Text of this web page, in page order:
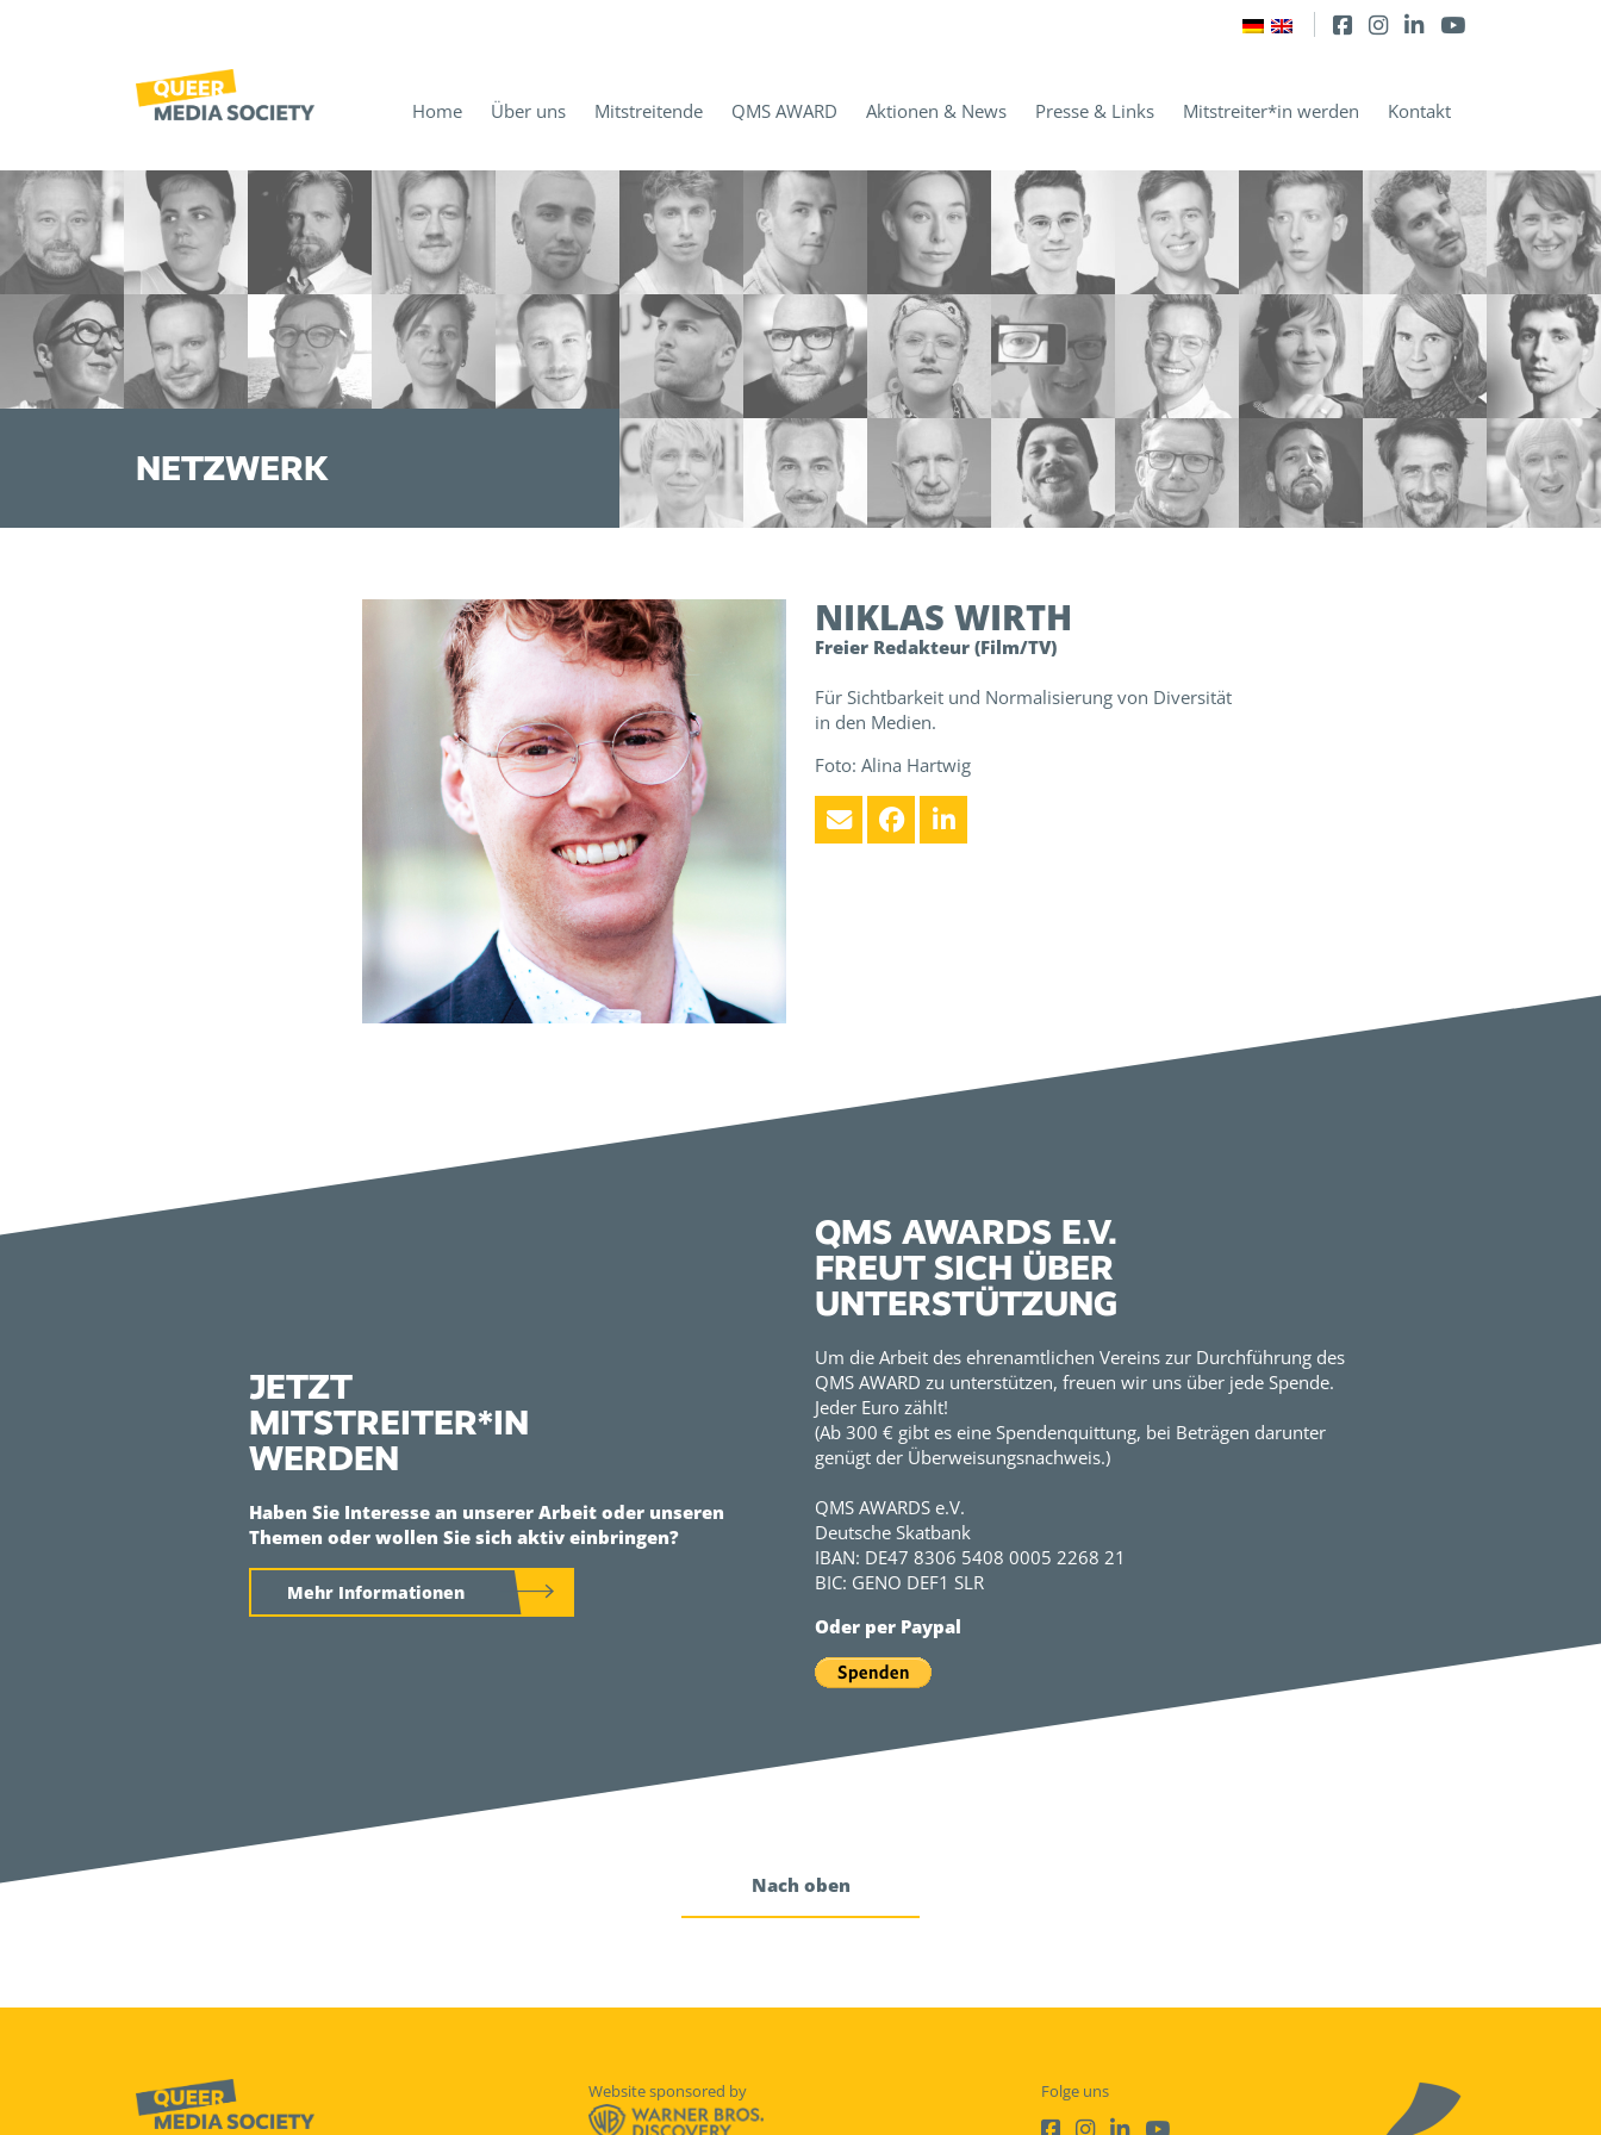
Home Über uns Mitstreitende QMS AWARD Aktionen & News Presse & Links Mitstreiter*in werden Kontakt
NETZWERK
NIKLAS WIRTH
Freier Redakteur (Film/TV)
Für Sichtbarkeit und Normalisierung von Diversität
in den Medien.
Foto: Alina Hartwig
QMS AWARDS E.V.
FREUT SICH ÜBER
UNTERSTÜTZUNG
JETZT
MITSTREITER*IN
WERDEN
Haben Sie Interesse an unserer Arbeit oder unseren
Themen oder wollen Sie sich aktiv einbringen?
Mehr Informationen
Um die Arbeit des ehrenamtlichen Vereins zur Durchführung des
QMS AWARD zu unterstützen, freuen wir uns über jede Spende.
Jeder Euro zählt!
(Ab 300 € gibt es eine Spendenquittung, bei Beträgen darunter
genügt der Überweisungsnachweis.)
QMS AWARDS e.V.
Deutsche Skatbank
IBAN: DE47 8306 5408 0005 2268 21
BIC: GENO DEF1 SLR
Oder per Paypal
Nach oben
Website sponsored by Folge uns